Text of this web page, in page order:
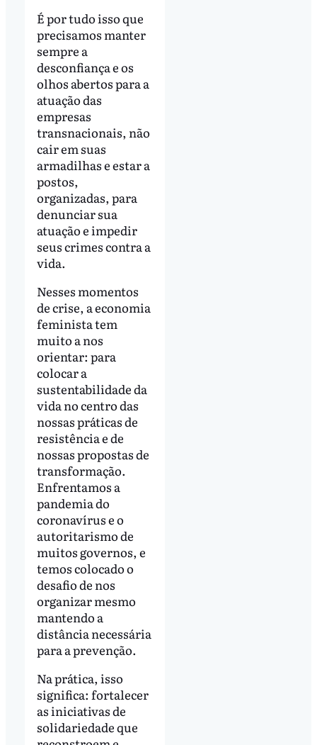
É por tudo isso que
precisamos manter
sempre a
desconfiança e os
olhos abertos para a
atuação das
empresas
transnacionais, não
cair em suas
armadilhas e estar a
postos,
organizadas, para
denunciar sua
atuação e impedir
seus crimes contra a
vida.
Nesses momentos
de crise, a economia
feminista tem
muito a nos
orientar: para
colocar a
sustentabilidade da
vida no centro das
nossas práticas de
resistência e de
nossas propostas de
transformação.
Enfrentamos a
pandemia do
coronavírus e o
autoritarismo de
muitos governos, e
temos colocado o
desafio de nos
organizar mesmo
mantendo a
distância necessária
para a prevenção.
Na prática, isso
significa: fortalecer
as iniciativas de
solidariedade que